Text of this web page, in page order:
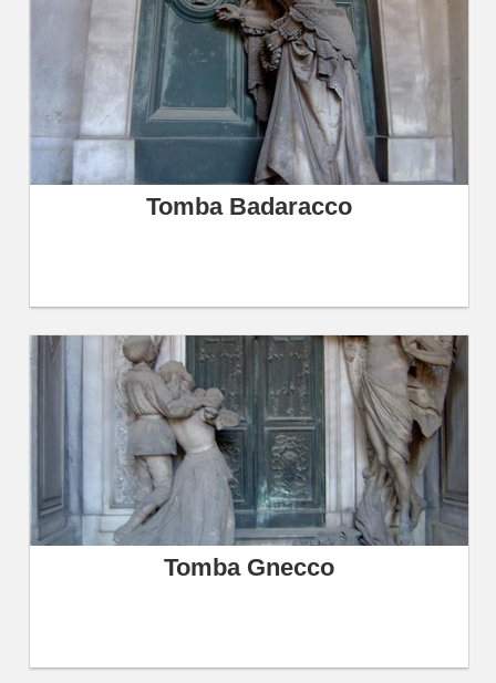
Tomba Badaracco
Tomba Gnecco